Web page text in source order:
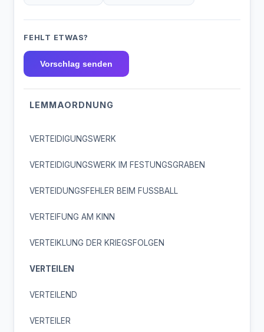
FEHLT ETWAS?
Vorschlag senden
LEMMAORDNUNG
VERTEIDIGUNGSWERK
VERTEIDIGUNGSWERK IM FESTUNGSGRABEN
VERTEIDUNGSFEHLER BEIM FUSSBALL
VERTEIFUNG AM KINN
VERTEIKLUNG DER KRIEGSFOLGEN
VERTEILEN
VERTEILEND
VERTEILER